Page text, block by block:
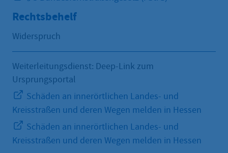
Rechtsbehelf
Widerspruch
Weiterleitungsdienst: Deep-Link zum
Ursprungsportal
Schäden an innerörtlichen Landes- und
Kreisstraßen und deren Wegen melden in Hessen
Schäden an innerörtlichen Landes- und
Kreisstraßen und deren Wegen melden in Hessen